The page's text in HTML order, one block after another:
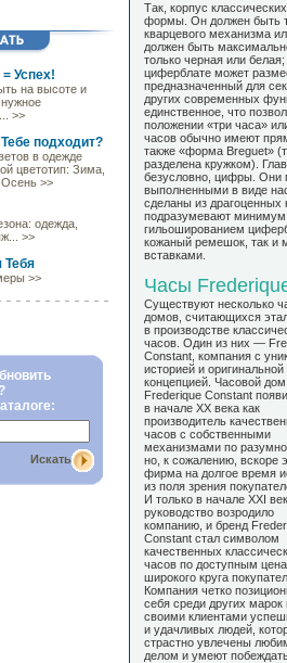
Успех!
на высоте и
нужное
>>
Тебе подходит?
в одежде
цветотип: Зима,
>>
одежда,
>>
>>
Искать
Так, корпус
формы. Он должен быть
кварцевого механизма
должен быть
только черная или
циферблате может
предназначенный для
других современных
единственное, что
положении «три часа»
часов обычно имеют
также «форма Breguet»
разделена кружком).
безусловно, цифры. Они
выполненными в виде
сделаны из
подразумевают минимум
гильошированием
кожаный ремешок, так и
вставками.
Часы
Существуют несколько
домов, считающихся
в производстве
часов. Один из них —
Constant, компания с
историей и оригинальной
концепцией. Часовой дом
Frederique Constant
в начале ХХ века как
производитель
часов с собственными
механизмами по
но, к сожалению, вскоре
фирма на долгое время
из поля зрения
И только в начале ХХI
руководство возродило
компанию, и бренд
Constant стал символом
качественных
часов по доступным
широкого круга
Компания четко
себя среди других марок
своими клиентами
и удачливых людей,
страстно увлечены
делом и умеют